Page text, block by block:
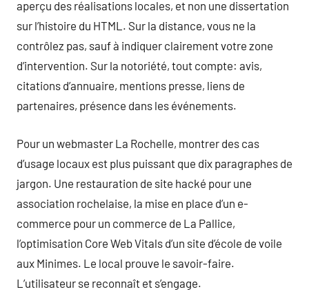
aperçu des réalisations locales, et non une dissertation
sur l’histoire du HTML. Sur la distance, vous ne la
contrôlez pas, sauf à indiquer clairement votre zone
d’intervention. Sur la notoriété, tout compte: avis,
citations d’annuaire, mentions presse, liens de
partenaires, présence dans les événements.
Pour un webmaster La Rochelle, montrer des cas
d’usage locaux est plus puissant que dix paragraphes de
jargon. Une restauration de site hacké pour une
association rochelai­se, la mise en place d’un e-
commerce pour un commerce de La Pallice,
l’optimisation Core Web Vitals d’un site d’école de voile
aux Minimes. Le local prouve le savoir-faire.
L’utilisateur se reconnaît et s’engage.